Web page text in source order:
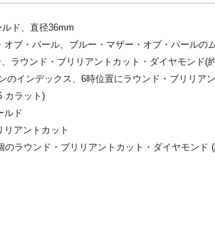
ド、直径36mm
オブ・パール、ブルー・マザー・オブ・パールの
ラウンド・ブリリアントカット・ダイヤモンド(
のインデックス、6時位置にラウンド・ブリリア
カラット)
ルド
リアントカット
のラウンド・ブリリアントカット・ダイヤモンド